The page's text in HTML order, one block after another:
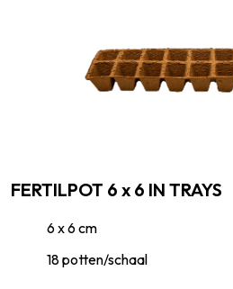
FERTILPOT 6 x 6 IN TRAYS
6 x 6 cm
18 potten/schaal